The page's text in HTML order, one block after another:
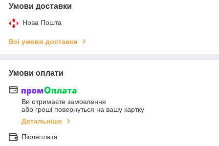
Умови доставки
Нова Пошта
Всі умови доставки
Умови оплати
Ви отримаєте замовлення
або гроші повернуться на вашу картку
Детальніше
Післяплата